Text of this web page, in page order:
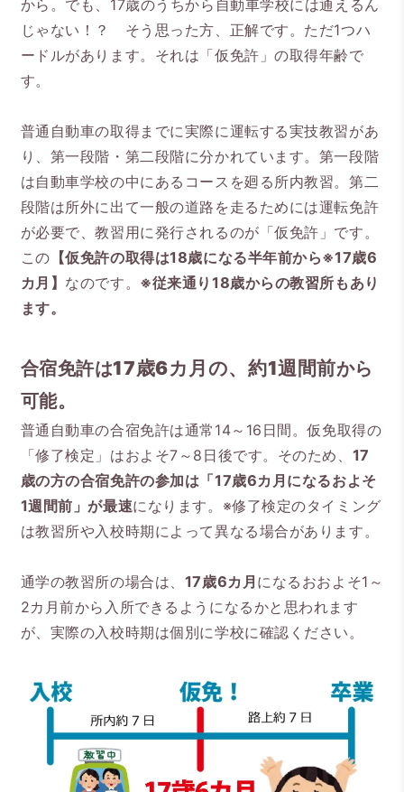
から。でも、17歳のうちから自動車学校には通えるん
じゃない！？ そう思った方、正解です。ただ1つハ
ードルがあります。それは「仮免許」の取得年齢で
す。
普通自動車の取得までに実際に運転する実技教習があ
り、第一段階・第二段階に分かれています。第一段階
は自動車学校の中にあるコースを廻る所内教習。第二
段階は所外に出て一般の道路を走るためには運転免許
が必要で、教習用に発行されるのが「仮免許」です。
この 【仮免許の取得は18歳になる半年前から※17歳6
カ月】 なのです。 ※従来通り18歳からの教習所もあり
ます。
合宿免許は17歳6カ月の、約1週間前から
可能。
普通自動車の合宿免許は通常14～16日間。仮免取得の
「修了検定」はおよそ7～8日後です。そのため、 17
歳の方の合宿免許の参加は「17歳6カ月になるおよそ
1週間前」が最速になります。※修了検定のタイミング
は教習所や入校時期によって異なる場合があります。
通学の教習所の場合は、 17歳6カ月 になるおおよそ1～
2カ月前から入所できるようになるかと思われます
が、実際の入校時期は個別に学校に確認ください。